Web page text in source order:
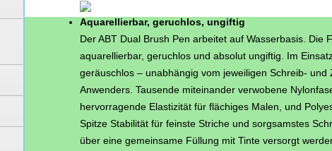
Aquarellierbar, geruchlos, ungiftig
Der ABT Dual Brush Pen arbeitet auf Wasserbasis. Die
aquarellierbar, geruchlos und absolut ungiftig. Im
geräuschlos – unabhängig vom jeweiligen Schreib- und
Anwenders. Tausende miteinander verwobene
hervorragende Elastizität für flächiges Malen, und
Spitze Stabilität für feinste Striche und sorgsamstes
über eine gemeinsame Füllung mit Tinte versorgt